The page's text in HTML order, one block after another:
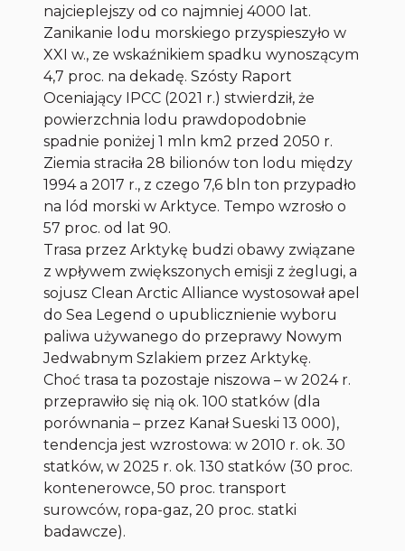
najcieplejszy od co najmniej 4000 lat.
Zanikanie lodu morskiego przyspieszyło w
XXI w., ze wskaźnikiem spadku wynoszącym
4,7 proc. na dekadę. Szósty Raport
Oceniający IPCC (2021 r.) stwierdził, że
powierzchnia lodu prawdopodobnie
spadnie poniżej 1 mln km2 przed 2050 r.
Ziemia straciła 28 bilionów ton lodu między
1994 a 2017 r., z czego 7,6 bln ton przypadło
na lód morski w Arktyce. Tempo wzrosło o
57 proc. od lat 90.
Trasa przez Arktykę budzi obawy związane
z wpływem zwiększonych emisji z żeglugi, a
sojusz Clean Arctic Alliance wystosował apel
do Sea Legend o upublicznienie wyboru
paliwa używanego do przeprawy Nowym
Jedwabnym Szlakiem przez Arktykę.
Choć trasa ta pozostaje niszowa – w 2024 r.
przeprawiło się nią ok. 100 statków (dla
porównania – przez Kanał Sueski 13 000),
tendencja jest wzrostowa: w 2010 r. ok. 30
statków, w 2025 r. ok. 130 statków (30 proc.
kontenerowce, 50 proc. transport
surowców, ropa-gaz, 20 proc. statki
badawcze).